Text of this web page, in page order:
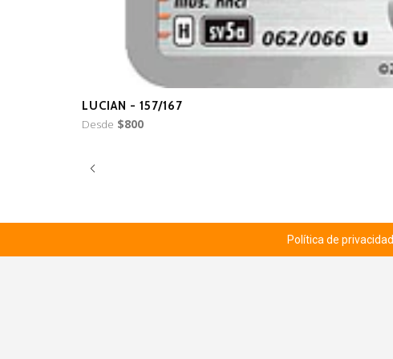
LUCIAN - 157/167
Desde $800
Política de privacidad